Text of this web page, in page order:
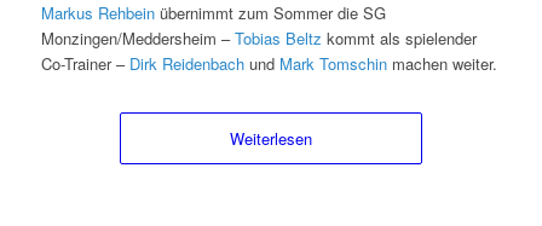
Markus Rehbeinübernimmt zum Sommer die SG
Monzingen/Meddersheim –Tobias Beltz kommt als spielender
Co-Trainer – Dirk Reidenbachund Mark Tomschinmachen weiter.
Weiterlesen